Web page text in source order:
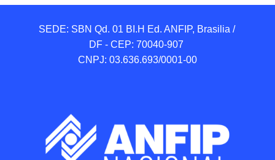
SEDE: SBN Qd. 01 BI.H Ed. ANFIP, Brasilia /
DF - CEP: 70040-907
CNPJ: 03.636.693/0001-00